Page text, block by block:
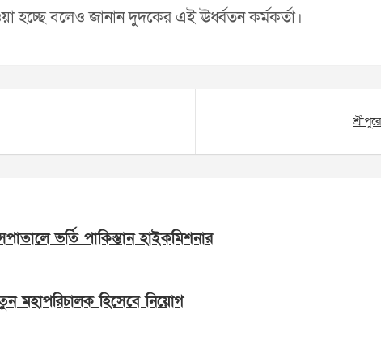
হচ্ছে বলেও জানান দুদকের এই ঊর্ধ্বতন কর্মকর্তা।
ভর্তি পাকিস্তান হাইকমিশনার
মহাপরিচালক হিসেবে নিয়োগ